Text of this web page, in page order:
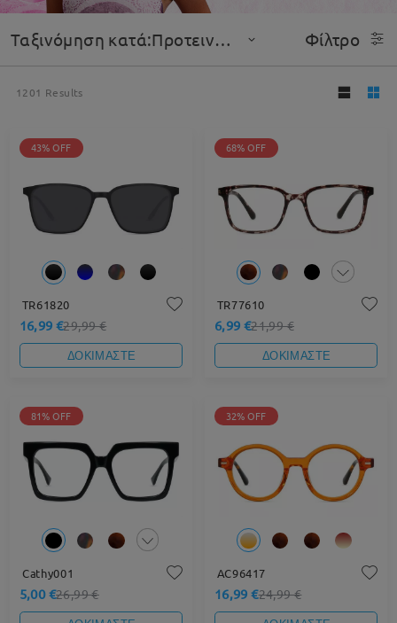
Ταξινόμηση κατά:Προτεινόμενο Φίλτρο
1201 Results
43% OFF
TR61820
16,99 €29,99 €
ΔΟΚΙΜΑΣΤΕ
68% OFF
TR77610
6,99 €21,99 €
ΔΟΚΙΜΑΣΤΕ
81% OFF
Cathy001
5,00 €26,99 €
32% OFF
AC96417
16,99 €24,99 €